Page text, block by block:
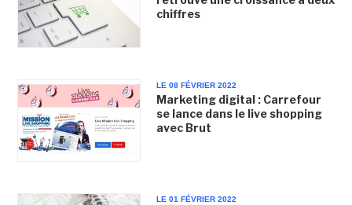
chiffres
LE 08 FÉVRIER 2022
Marketing digital : Carrefour
se lance dans le live shopping
avec Brut
LE 01 FÉVRIER 2022